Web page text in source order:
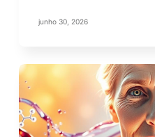
junho 30, 2026